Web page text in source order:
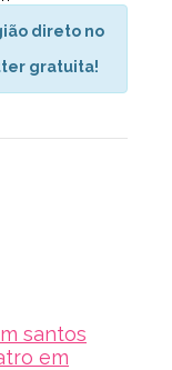
direto no
gratuita!
santos
em